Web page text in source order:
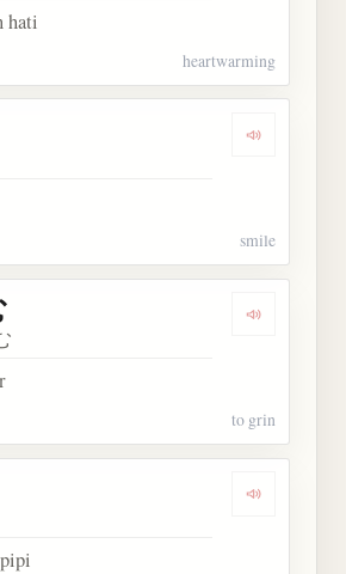
hati
heartwarming
Dengarkan
smile
Dengarkan
to grin
Dengarkan